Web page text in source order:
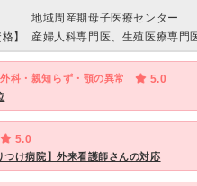
地域周産期母子医療センター
】
産婦人科専門医、生殖医療専門
科・親知らず・顎の異常 5.0
5.0
つけ病院】外来看護師さんの対応